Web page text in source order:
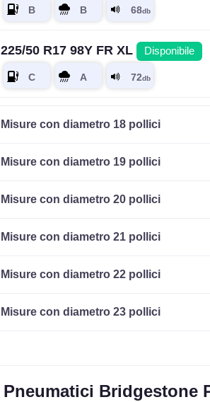
225/50 R17 98Y FR XL Disponibile
225/55 R17 101Y XL Disponibile
215/45 R17 91Y FR XL
245/40 R17 91Y FR Disponibile
Misure con diametro 18 pollici
Misure con diametro 19 pollici
Misure con diametro 20 pollici
Misure con diametro 21 pollici
Misure con diametro 22 pollici
Misure con diametro 23 pollici
Pneumatici Bridgestone